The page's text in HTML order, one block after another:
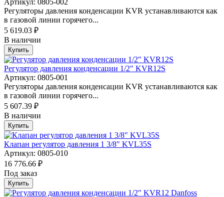
Артикул: 0805-002
Регуляторы давления конденсации KVR устанавливаются как
в газовой линии горячего...
5 619.03 ₽
В наличии
Купить
Регулятор давления конденсации 1/2" KVR12S
Артикул: 0805-001
Регуляторы давления конденсации KVR устанавливаются как
в газовой линии горячего...
5 607.39 ₽
В наличии
Купить
Клапан регулятор давления 1 3/8" KVL35S
Артикул: 0805-010
16 776.66 ₽
Под заказ
Купить